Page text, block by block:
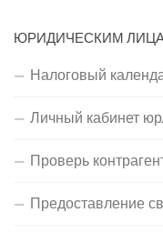
ЮРИДИЧЕСКИМ
Налоговый
Личный кабинет
Проверь
Предоставление